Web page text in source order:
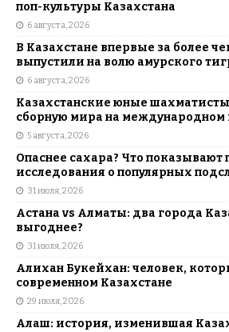
поп-культуры Казахстана
6 августа, 2026
В Казахстане впервые за более
выпустили на волю амурского
6 августа, 2026
Казахстанские юные
сборную мира на международном
5 августа, 2026
Опаснее сахара? Что показывают
исследования о популярных
31 июля, 2026
Астана vs Алматы: два города
выгоднее?
31 июля, 2026
Алихан Букейхан: человек,
современном Казахстане
29 июля, 2026
Алаш: история, изменившая